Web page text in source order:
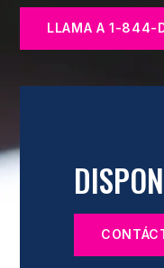
LLAMA A 1-844-